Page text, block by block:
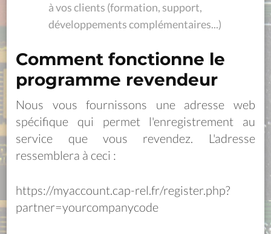
à vos clients (formation, support,
développements complémentaires...)
Comment fonctionne le
programme revendeur
Nous vous fournissons une adresse web
spécifique qui permet l'enregistrement au
service que vous revendez. L'adresse
ressemblera à ceci :
https://myaccount.cap-rel.fr/register.php?
partner=yourcompanycode